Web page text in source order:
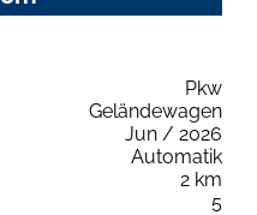
Pkw
Geländewagen
Jun / 2026
Automatik
2 km
5